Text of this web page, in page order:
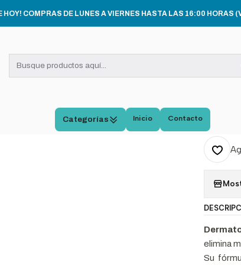
Categorías Inicio Contacto
HOY! COMPRAS DE LUNES A VIERNES HASTA LAS 16:00 HORAS
E HIGIENE PERSONAL Dermatopic Agua Micelar 260
ml
elimina
Su